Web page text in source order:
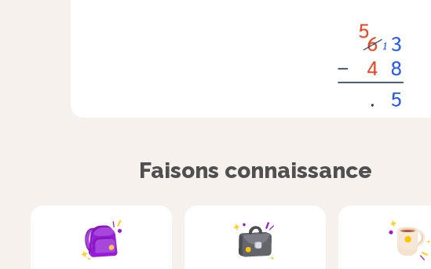
On continue le calcul avec lesdizaines
sous la barre du résultat dans la colonne des
Faisons connaissance